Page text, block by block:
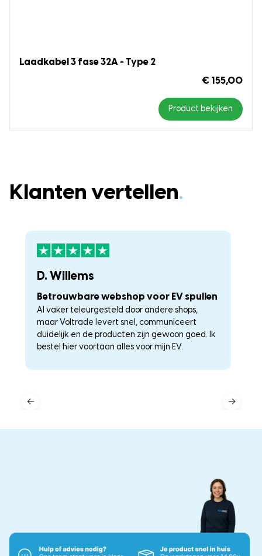
Laadkabel 3 fase 32A - Type 2
€ 155,00
Product bekijken
Klanten vertellen.
D. Willems
Betrouwbare webshop voor EV spullen
Al vaker teleurgesteld door andere shops,
maar Voltrade levert snel, communiceert
duidelijk en de producten zijn gewoon goed. Ik
bestel hier voortaan alles voor mijn EV.
← →